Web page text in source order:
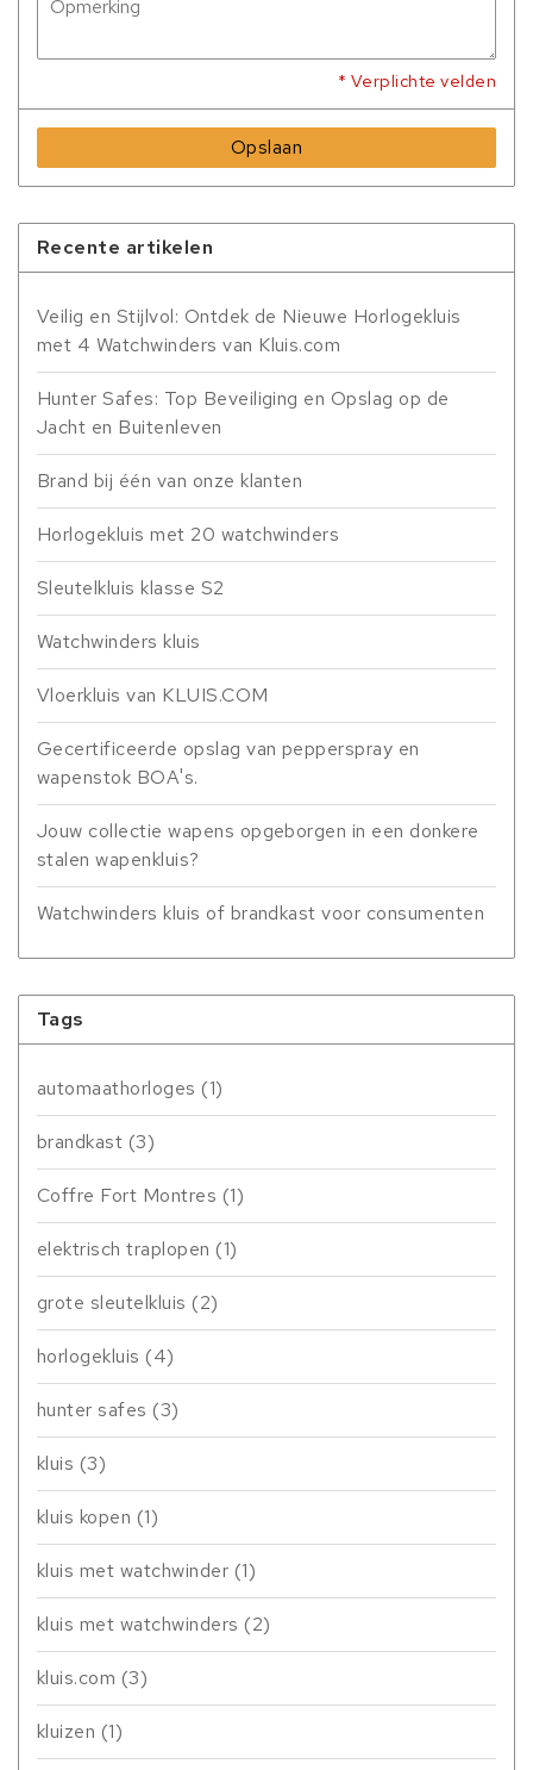
* Verplichte velden
Opslaan
Recente artikelen
Veilig en Stijlvol: Ontdek de Nieuwe Horlogekluis
met 4 Watchwinders van Kluis.com
Hunter Safes: Top Beveiliging en Opslag op de
Jacht en Buitenleven
Brand bij één van onze klanten
Horlogekluis met 20 watchwinders
Sleutelkluis klasse S2
Watchwinders kluis
Vloerkluis van KLUIS.COM
Gecertificeerde opslag van pepperspray en
wapenstok BOA's.
Jouw collectie wapens opgeborgen in een donkere
stalen wapenkluis?
Watchwinders kluis of brandkast voor consumenten
Tags
automaathorloges (1)
brandkast (3)
Coffre Fort Montres (1)
elektrisch traplopen (1)
grote sleutelkluis (2)
horlogekluis (4)
hunter safes (3)
kluis (3)
kluis kopen (1)
kluis met watchwinder (1)
kluis met watchwinders (2)
kluis.com (3)
kluizen (1)